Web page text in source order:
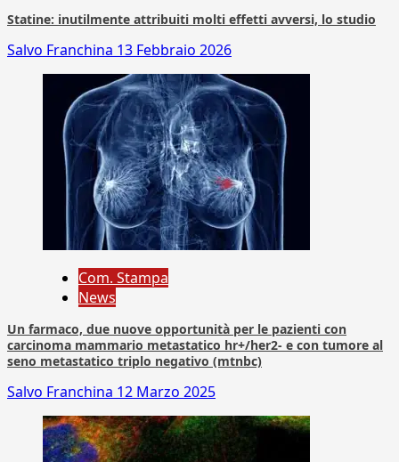
Statine: inutilmente attribuiti molti effetti avversi, lo studio
Salvo Franchina 13 Febbraio 2026
Com. Stampa
News
Un farmaco, due nuove opportunità per le pazienti con
carcinoma mammario metastatico hr+/her2- e con tumore al
seno metastatico triplo negativo (mtnbc)
Salvo Franchina 12 Marzo 2025